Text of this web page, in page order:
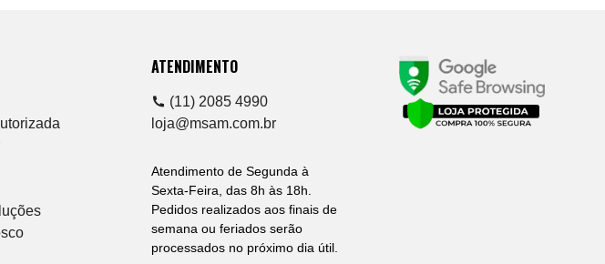
ATENDIMENTO
(11) 2085 4990
loja@msam.com.br
Atendimento de Segunda à
Sexta-Feira, das 8h às 18h.
Pedidos realizados aos finais de
semana ou feriados serão
processados no próximo dia útil.